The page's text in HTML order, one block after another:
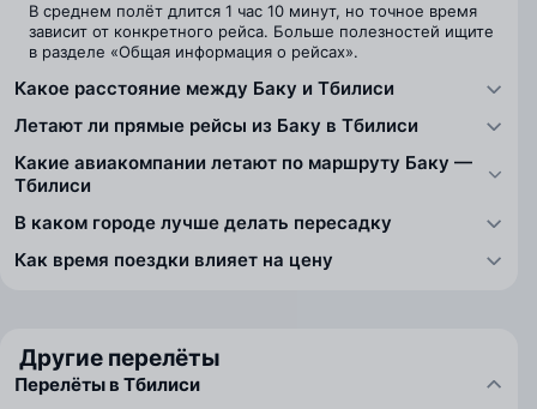
В среднем полёт длится 1 час 10 минут, но точное время
зависит от конкретного рейса. Больше полезностей ищите
в разделе «Общая информация о рейсах».
Какое расстояние между Баку и Тбилиси
Летают ли прямые рейсы из Баку в Тбилиси
Какие авиакомпании летают по маршруту Баку —
Тбилиси
В каком городе лучше делать пересадку
Как время поездки влияет на цену
Другие перелёты
Перелёты в Тбилиси